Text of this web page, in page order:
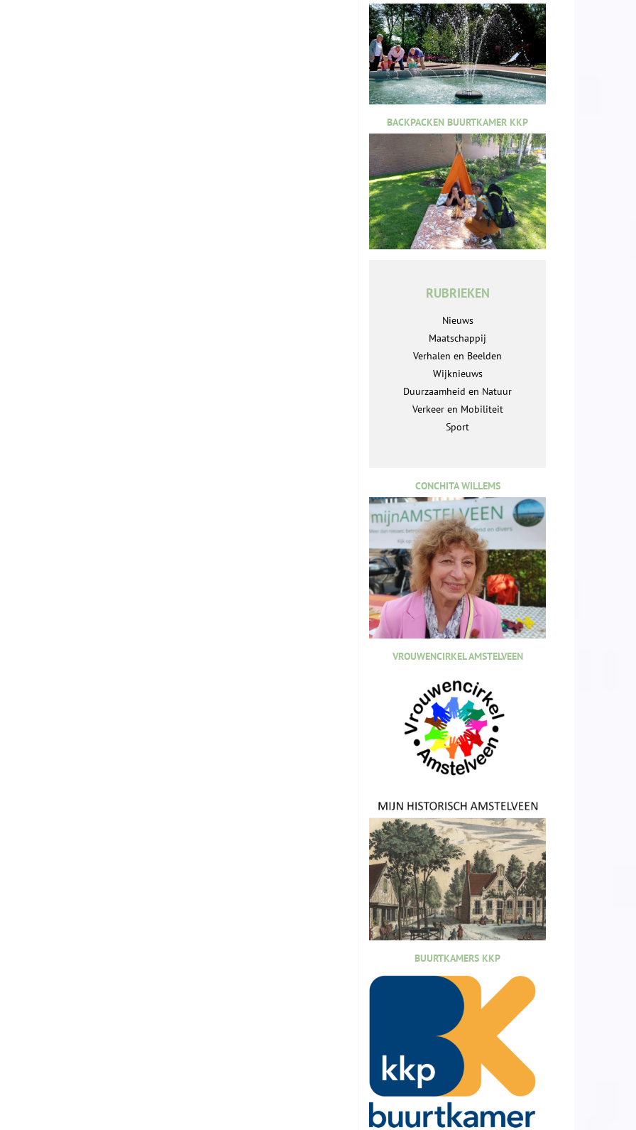
BACKPACKEN BUURTKAMER KKP
RUBRIEKEN
Nieuws
Maatschappij
Verhalen en Beelden
Wijknieuws
Duurzaamheid en Natuur
Verkeer en Mobiliteit
Sport
CONCHITA WILLEMS
VROUWENCIRKEL AMSTELVEEN
BUURTKAMERS KKP